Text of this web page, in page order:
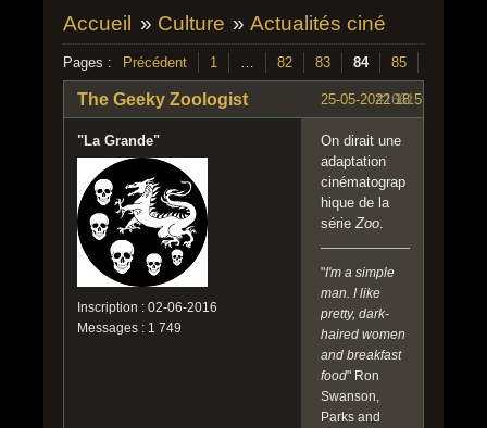
Accueil » Culture »Actualités ciné
Pages : Précédent 1 … 82 83 84 85
#1661
25-05-2022 18:59:07
The Geeky Zoologist
"La Grande"
Inscription : 02-06-2016
Messages : 1 749
On dirait une
adaptation
cinématograp
hique de la
série Zoo
"I'm a simple
man. I like
pretty, dark-
haired women
and breakfast
food" Ron
Swanson,
Parks and